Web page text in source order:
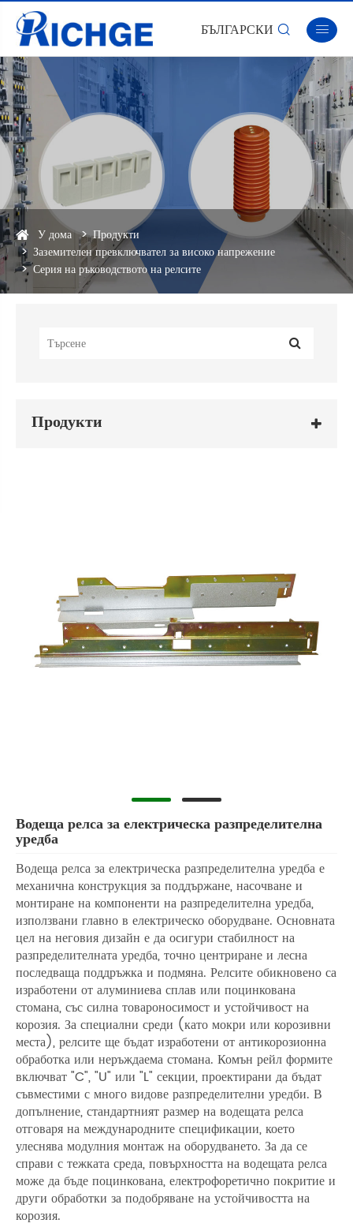
БЪЛГАРСКИ  
У дома
Продукти
Заземителен превключвател за високо напрежение
Серия на ръководството на релсите
Продукти
Водеща релса за електрическа разпределителна
уредба
Водеща релса за електрическа разпределителна уредба е
механична конструкция за поддържане, насочване и
монтиране на компоненти на разпределителна уредба,
използвани главно в електрическо оборудване. Основната
цел на неговия дизайн е да осигури стабилност на
разпределителната уредба, точно центриране и лесна
последваща поддръжка и подмяна. Релсите обикновено са
изработени от алуминиева сплав или поцинкована
стомана, със силна товароносимост и устойчивост на
корозия. За специални среди (като мокри или корозивни
места), релсите ще бъдат изработени от антикорозионна
обработка или неръждаема стомана. Комън рейл формите
включват "C", "U" или "L" секции, проектирани да бъдат
съвместими с много видове разпределителни уредби. В
допълнение, стандартният размер на водещата релса
отговаря на международните спецификации, което
улеснява модулния монтаж на оборудването. За да се
справи с тежката среда, повърхността на водещата релса
може да бъде поцинкована, електрофоретично покритие и
други обработки за подобряване на устойчивостта на
корозия.